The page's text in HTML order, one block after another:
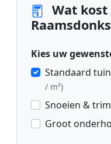
Wat
Kies uw
Standaard
/ m²)
Snoeien &
Groot